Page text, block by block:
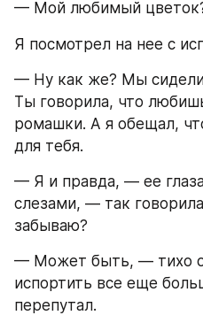
— Мой любимый
Я посмотрел на нее с
— Ну как же? Мы
Ты говорила, что
ромашки. А я обещал,
для тебя.
— Я и правда, — ее
слезами, — так
забываю?
— Может быть, — тихо
испортить все еще
перепутал.